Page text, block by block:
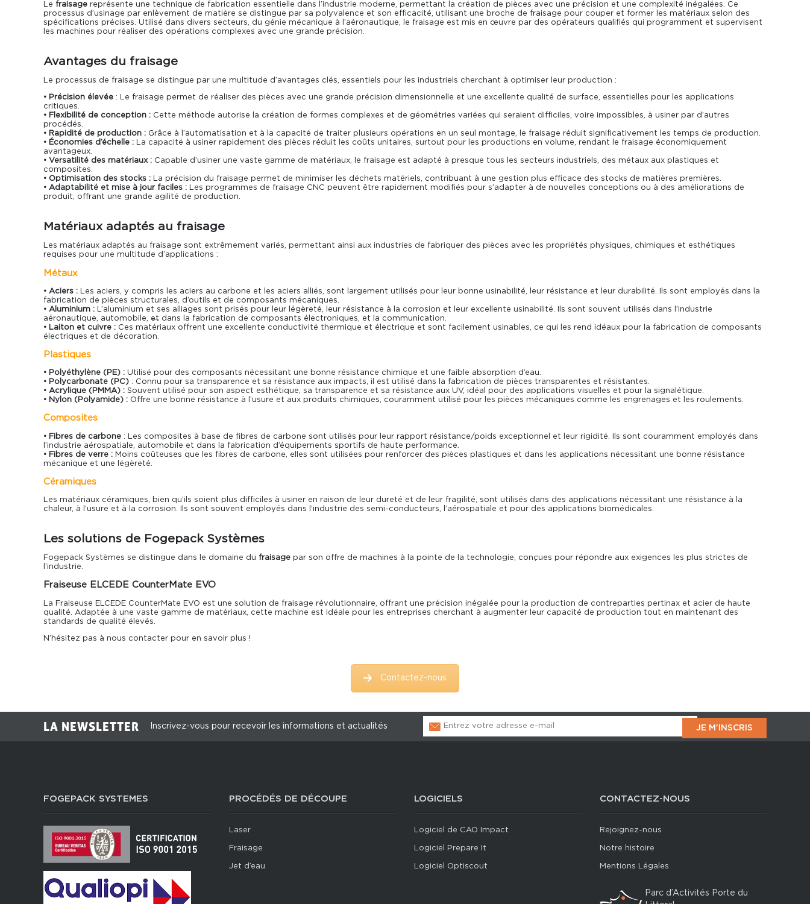
Le fraisage représente une technique de fabrication essentielle dans l’industrie moderne, permettant la création de pièces avec une précision et une complexité inégalées. Ce
processus d’usinage par enlèvement de matière se distingue par sa polyvalence et son efficacité, utilisant une broche de fraisage pour couper et former les matériaux selon des
spécifications précises. Utilisé dans divers secteurs, du génie mécanique à l’aéronautique, le fraisage est mis en œuvre par des opérateurs qualifiés qui programment et supervisent
les machines pour réaliser des opérations complexes avec une grande précision.
Avantages du fraisage
Le processus de fraisage se distingue par une multitude d’avantages clés, essentiels pour les industriels cherchant à optimiser leur production :
• Précision élevée : Le fraisage permet de réaliser des pièces avec une grande précision dimensionnelle et une excellente qualité de surface, essentielles pour les applications
critiques.
• Flexibilité de conception : Cette méthode autorise la création de formes complexes et de géométries variées qui seraient difficiles, voire impossibles, à usiner par d’autres
procédés.
• Rapidité de production : Grâce à l’automatisation et à la capacité de traiter plusieurs opérations en un seul montage, le fraisage réduit significativement les temps de production.
• Économies d’échelle : La capacité à usiner rapidement des pièces réduit les coûts unitaires, surtout pour les productions en volume, rendant le fraisage économiquement
avantageux.
• Versatilité des matériaux : Capable d’usiner une vaste gamme de matériaux, le fraisage est adapté à presque tous les secteurs industriels, des métaux aux plastiques et
composites.
• Optimisation des stocks : La précision du fraisage permet de minimiser les déchets matériels, contribuant à une gestion plus efficace des stocks de matières premières.
• Adaptabilité et mise à jour faciles : Les programmes de fraisage CNC peuvent être rapidement modifiés pour s’adapter à de nouvelles conceptions ou à des améliorations de
produit, offrant une grande agilité de production.
Matériaux adaptés au fraisage
Les matériaux adaptés au fraisage sont extrêmement variés, permettant ainsi aux industries de fabriquer des pièces avec les propriétés physiques, chimiques et esthétiques
requises pour une multitude d’applications :
Métaux
• Aciers : Les aciers, y compris les aciers au carbone et les aciers alliés, sont largement utilisés pour leur bonne usinabilité, leur résistance et leur durabilité. Ils sont employés dans la
fabrication de pièces structurales, d’outils et de composants mécaniques.
• Aluminium : L’aluminium et ses alliages sont prisés pour leur légèreté, leur résistance à la corrosion et leur excellente usinabilité. Ils sont souvent utilisés dans l’industrie
aéronautique, automobile, et dans la fabrication de composants électroniques, et la communication.
• Laiton et cuivre : Ces matériaux offrent une excellente conductivité thermique et électrique et sont facilement usinables, ce qui les rend idéaux pour la fabrication de composants
électriques et de décoration.
Plastiques
• Polyéthylène (PE) : Utilisé pour des composants nécessitant une bonne résistance chimique et une faible absorption d’eau.
• Polycarbonate (PC) : Connu pour sa transparence et sa résistance aux impacts, il est utilisé dans la fabrication de pièces transparentes et résistantes.
• Acrylique (PMMA) : Souvent utilisé pour son aspect esthétique, sa transparence et sa résistance aux UV, idéal pour des applications visuelles et pour la signalétique.
• Nylon (Polyamide) : Offre une bonne résistance à l’usure et aux produits chimiques, couramment utilisé pour les pièces mécaniques comme les engrenages et les roulements.
Composites
• Fibres de carbone : Les composites à base de fibres de carbone sont utilisés pour leur rapport résistance/poids exceptionnel et leur rigidité. Ils sont couramment employés dans
l’industrie aérospatiale, automobile et dans la fabrication d’équipements sportifs de haute performance.
• Fibres de verre : Moins coûteuses que les fibres de carbone, elles sont utilisées pour renforcer des pièces plastiques et dans les applications nécessitant une bonne résistance
mécanique et une légèreté.
Céramiques
Les matériaux céramiques, bien qu’ils soient plus difficiles à usiner en raison de leur dureté et de leur fragilité, sont utilisés dans des applications nécessitant une résistance à la
chaleur, à l’usure et à la corrosion. Ils sont souvent employés dans l’industrie des semi-conducteurs, l’aérospatiale et pour des applications biomédicales.
Les solutions de Fogepack Systèmes
Fogepack Systèmes se distingue dans le domaine du fraisage par son offre de machines à la pointe de la technologie, conçues pour répondre aux exigences les plus strictes de
l’industrie.
Fraiseuse ELCEDE CounterMate EVO
La Fraiseuse ELCEDE CounterMate EVO est une solution de fraisage révolutionnaire, offrant une précision inégalée pour la production de contreparties pertinax et acier de haute
qualité. Adaptée à une vaste gamme de matériaux, cette machine est idéale pour les entreprises cherchant à augmenter leur capacité de production tout en maintenant des
standards de qualité élevés.
N’hésitez pas à nous contacter pour en savoir plus !
Contactez-nous
LA NEWSLETTER Inscrivez-vous pour recevoir les informations et actualités
FOGEPACK SYSTEMES PROCÉDÉS DE DÉCOUPE
Laser
Fraisage
Jet d’eau
LOGICIELS
Logiciel de CAO Impact
Logiciel Prepare It
Logiciel Optiscout
CONTACTEZ-NOUS
Rejoignez-nous
Notre histoire
Mentions Légales
Parc d’Activités Porte du